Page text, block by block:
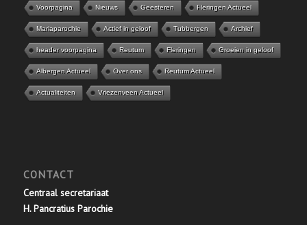
Voorpagina Nieuws Geesteren Fleringen Actueel
Mariaparochie Actief in geloof Tubbergen Archief
header voorpagina Reutum Fleringen Groeien in geloof
Albergen Actueel Over ons Reutum Actueel
Actualiteiten Vriezenveen Actueel
CONTACT
Centraal secretariaat
H. Pancratius Parochie